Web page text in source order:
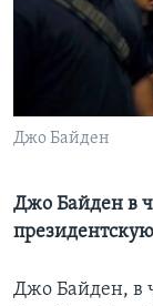
Learning English
СОЦИАЛЬНЫЕ СЕТИ
Языки
Джо Байден
Джо Байден в
Джо Байден, в